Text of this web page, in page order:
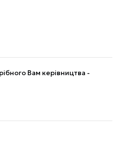
Вам керівництва -